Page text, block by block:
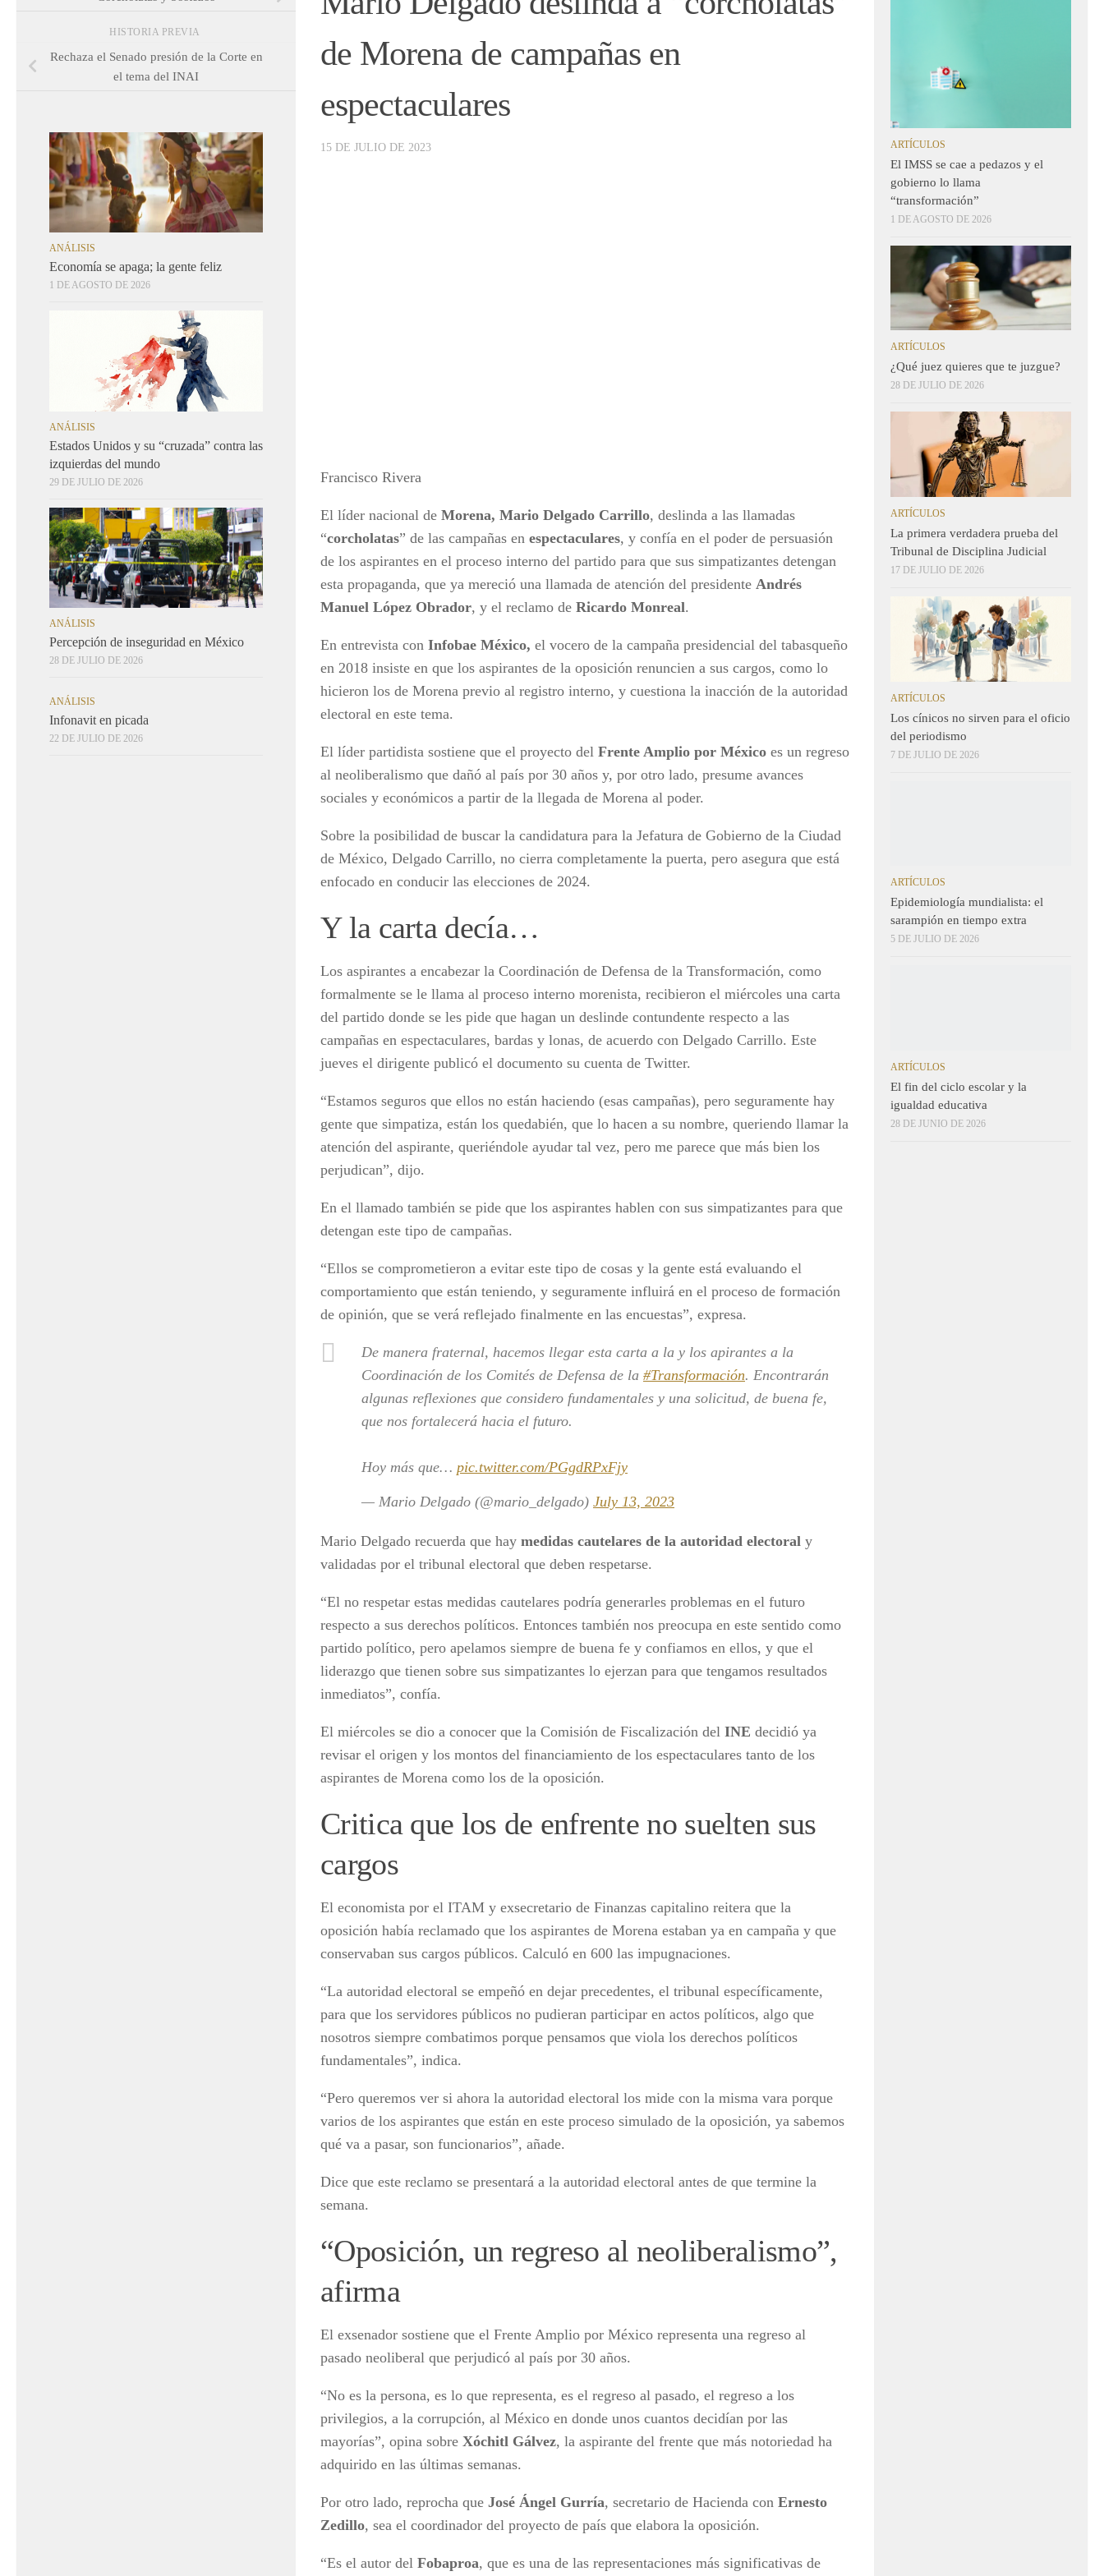
de Morena de campañas en
espectaculares
15 DE JULIO DE 2023
Francisco Rivera
El líder nacional de Morena, Mario Delgado Carrillo, deslinda a las llamadas
“corcholatas” de las campañas en espectaculares, y confía en el poder de persuasión
de los aspirantes en el proceso interno del partido para que sus simpatizantes detengan
esta propaganda, que ya mereció una llamada de atención del presidente Andrés
Manuel López Obrador, y el reclamo de Ricardo Monreal.
En entrevista con Infobae México, el vocero de la campaña presidencial del tabasqueño
en 2018 insiste en que los aspirantes de la oposición renuncien a sus cargos, como lo
hicieron los de Morena previo al registro interno, y cuestiona la inacción de la autoridad
electoral en este tema.
El líder partidista sostiene que el proyecto del Frente Amplio por México es un regreso
al neoliberalismo que dañó al país por 30 años y, por otro lado, presume avances
sociales y económicos a partir de la llegada de Morena al poder.
Sobre la posibilidad de buscar la candidatura para la Jefatura de Gobierno de la Ciudad
de México, Delgado Carrillo, no cierra completamente la puerta, pero asegura que está
enfocado en conducir las elecciones de 2024.
Y la carta decía…
Los aspirantes a encabezar la Coordinación de Defensa de la Transformación, como
formalmente se le llama al proceso interno morenista, recibieron el miércoles una carta
del partido donde se les pide que hagan un deslinde contundente respecto a las
campañas en espectaculares, bardas y lonas, de acuerdo con Delgado Carrillo. Este
jueves el dirigente publicó el documento su cuenta de Twitter.
“Estamos seguros que ellos no están haciendo (esas campañas), pero seguramente hay
gente que simpatiza, están los quedabién, que lo hacen a su nombre, queriendo llamar la
atención del aspirante, queriéndole ayudar tal vez, pero me parece que más bien los
perjudican”, dijo.
En el llamado también se pide que los aspirantes hablen con sus simpatizantes para que
detengan este tipo de campañas.
“Ellos se comprometieron a evitar este tipo de cosas y la gente está evaluando el
comportamiento que están teniendo, y seguramente influirá en el proceso de formación
de opinión, que se verá reflejado finalmente en las encuestas”, expresa.
De manera fraternal, hacemos llegar esta carta a la y los apirantes a la
Coordinación de los Comités de Defensa de la #Transformación. Encontrarán
algunas reflexiones que considero fundamentales y una solicitud, de buena fe,
que nos fortalecerá hacia el futuro.
Hoy más que… pic.twitter.com/PGgdRPxFjy
— Mario Delgado (@mario_delgado) July 13, 2023
Mario Delgado recuerda que hay medidas cautelares de la autoridad electoral y
validadas por el tribunal electoral que deben respetarse.
“El no respetar estas medidas cautelares podría generarles problemas en el futuro
respecto a sus derechos políticos. Entonces también nos preocupa en este sentido como
partido político, pero apelamos siempre de buena fe y confiamos en ellos, y que el
liderazgo que tienen sobre sus simpatizantes lo ejerzan para que tengamos resultados
inmediatos”, confía.
El miércoles se dio a conocer que la Comisión de Fiscalización del INE decidió ya
revisar el origen y los montos del financiamiento de los espectaculares tanto de los
aspirantes de Morena como los de la oposición.
Critica que los de enfrente no suelten sus
cargos
El economista por el ITAM y exsecretario de Finanzas capitalino reitera que la
oposición había reclamado que los aspirantes de Morena estaban ya en campaña y que
conservaban sus cargos públicos. Calculó en 600 las impugnaciones.
“La autoridad electoral se empeñó en dejar precedentes, el tribunal específicamente,
para que los servidores públicos no pudieran participar en actos políticos, algo que
nosotros siempre combatimos porque pensamos que viola los derechos políticos
fundamentales”, indica.
“Pero queremos ver si ahora la autoridad electoral los mide con la misma vara porque
varios de los aspirantes que están en este proceso simulado de la oposición, ya sabemos
qué va a pasar, son funcionarios”, añade.
Dice que este reclamo se presentará a la autoridad electoral antes de que termine la
semana.
“Oposición, un regreso al neoliberalismo”,
afirma
El exsenador sostiene que el Frente Amplio por México representa una regreso al
pasado neoliberal que perjudicó al país por 30 años.
“No es la persona, es lo que representa, es el regreso al pasado, el regreso a los
privilegios, a la corrupción, al México en donde unos cuantos decidían por las
mayorías”, opina sobre Xóchitl Gálvez, la aspirante del frente que más notoriedad ha
adquirido en las últimas semanas.
Por otro lado, reprocha que José Ángel Gurría, secretario de Hacienda con Ernesto
Zedillo, sea el coordinador del proyecto de país que elabora la oposición.
“Es el autor del Fobaproa, que es una de las representaciones más significativas de
HISTORIA PREVIA
Rechaza el Senado presión de la Corte en
el tema del INAI
ANÁLISIS
Economía se apaga; la gente feliz
1 DE AGOSTO DE 2026
ANÁLISIS
Estados Unidos y su “cruzada” contra las
izquierdas del mundo
29 DE JULIO DE 2026
ANÁLISIS
Percepción de inseguridad en México
28 DE JULIO DE 2026
ANÁLISIS
Infonavit en picada
22 DE JULIO DE 2026
ARTÍCULOS
El IMSS se cae a pedazos y el
gobierno lo llama
“transformación”
1 DE AGOSTO DE 2026
ARTÍCULOS
¿Qué juez quieres que te juzgue?
28 DE JULIO DE 2026
ARTÍCULOS
La primera verdadera prueba del
Tribunal de Disciplina Judicial
17 DE JULIO DE 2026
ARTÍCULOS
Los cínicos no sirven para el oficio
del periodismo
7 DE JULIO DE 2026
ARTÍCULOS
Epidemiología mundialista: el
sarampión en tiempo extra
5 DE JULIO DE 2026
ARTÍCULOS
El fin del ciclo escolar y la
igualdad educativa
28 DE JUNIO DE 2026